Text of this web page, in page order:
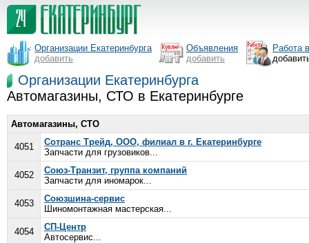
Организации Екатеринбурга
добавить
Объявления
добавить
Работа
Организации Екатеринбурга
Автомагазины, СТО в Екатеринбурге
Автомагазины, СТО
4051
Сотранс Трейд, ООО, филиал в г. Екатеринбурге
Запчасти для грузовиков...
4052
Союз-Транзит, группа компаний
Запчасти для иномарок...
4053
Союзшина-сервис
Шиномонтажная мастерская...
4054
СП-Центр
Автосервис...